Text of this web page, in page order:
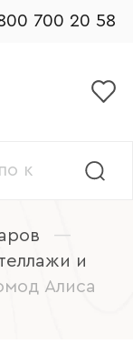
700 20 58
—
и
Алиса